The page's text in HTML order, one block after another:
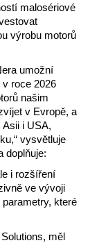
malosériové
výrobu motorů
umožní
roce 2026
našim
v Evropě, a
i USA,
vysvětluje
doplňuje:
i rozšíření
ve vývoji
které
měl